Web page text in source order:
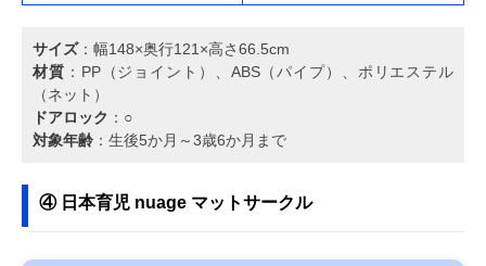
サイズ：幅148×奥行121×高さ66.5cm
材質 ：PP（ジョイント）、ABS（パイプ）、ポリエステル
（ネット）
ドアロック ：○
対象年齢 ：生後5か月～3歳6か月まで
④ 日本育児 nuage マットサークル